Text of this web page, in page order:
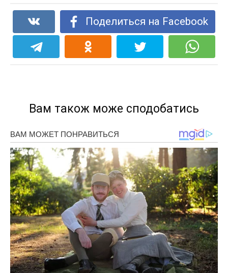
Поделиться на Facebook
Вам також може сподобатись